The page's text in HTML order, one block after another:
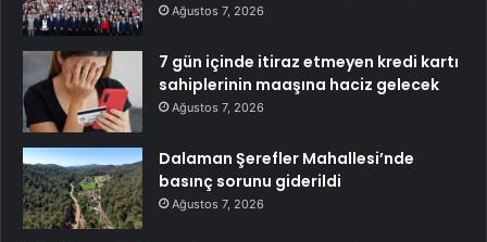
Ağustos 7, 2026
7 gün içinde itiraz etmeyen kredi kartı
sahiplerinin maaşına haciz gelecek
Ağustos 7, 2026
Dalaman Şerefler Mahallesi’nde
basınç sorunu giderildi
Ağustos 7, 2026